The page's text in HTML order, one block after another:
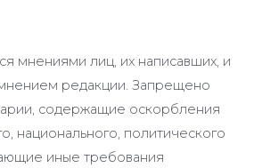
мнениями лиц, их написавших, и
мнением редакции. Запрещено
содержащие оскорбления
национального, политического
иные требования